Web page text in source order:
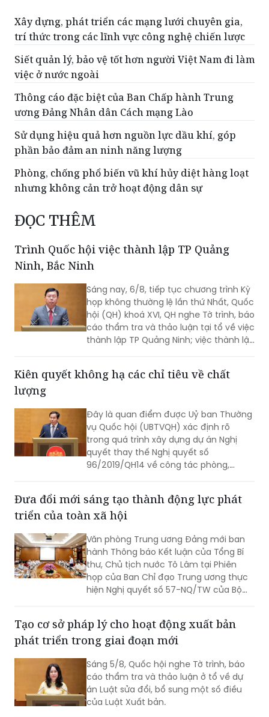
Xây dựng, phát triển các mạng lưới chuyên gia,
trí thức trong các lĩnh vực công nghệ chiến lược
Siết quản lý, bảo vệ tốt hơn người Việt Nam đi làm
việc ở nước ngoài
Thông cáo đặc biệt của Ban Chấp hành Trung
ương Đảng Nhân dân Cách mạng Lào
Sử dụng hiệu quả hơn nguồn lực dầu khí, góp
phần bảo đảm an ninh năng lượng
Phòng, chống phổ biến vũ khí hủy diệt hàng loạt
nhưng không cản trở hoạt động dân sự
ĐỌC THÊM
Trình Quốc hội việc thành lập TP Quảng
Ninh, Bắc Ninh
Sáng nay, 6/8, tiếp tục chương trình Kỳ
họp không thường lệ lần thứ Nhất, Quốc
hội (QH) khoá XVI, QH nghe Tờ trình, báo
cáo thẩm tra và thảo luận tại tổ về việc
thành lập TP Quảng Ninh; việc thành lập
Kiên quyết không hạ các chỉ tiêu về chất
lượng
Đây là quan điểm được Uỷ ban Thường
vụ Quốc hội (UBTVQH) xác định rõ
trong quá trình xây dựng dự án Nghị
quyết thay thế Nghị quyết số
96/2019/QH14 về công tác phòng,
Tòa án nhân dân và công tác thi hành
án.
Đưa đổi mới sáng tạo thành động lực phát
triển của toàn xã hội
Văn phòng Trung ương Đảng mới ban
hành Thông báo Kết luận của Tổng Bí
thư, Chủ tịch nước Tô Lâm tại Phiên
họp của Ban Chỉ đạo Trung ương thực
hiện Nghị quyết số 57-NQ/TW của Bộ
Tạo cơ sở pháp lý cho hoạt động xuất bản
phát triển trong giai đoạn mới
Sáng 5/8, Quốc hội nghe Tờ trình, báo
cáo thẩm tra và thảo luận ở tổ về dự
án Luật sửa đổi, bổ sung một số điều
của Luật Xuất bản.